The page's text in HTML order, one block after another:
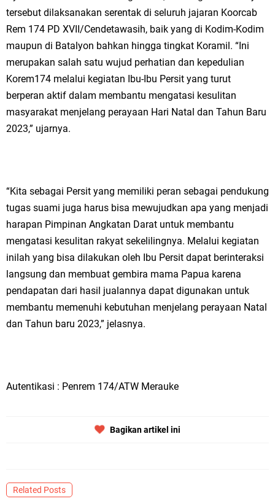
tersebut dilaksanakan serentak di seluruh jajaran Koorcab
Rem 174 PD XVII/Cendetawasih, baik yang di Kodim-Kodim
maupun di Batalyon bahkan hingga tingkat Koramil. “Ini
merupakan salah satu wujud perhatian dan kepedulian
Korem174 melalui kegiatan Ibu-Ibu Persit yang turut
berperan aktif dalam membantu mengatasi kesulitan
masyarakat menjelang perayaan Hari Natal dan Tahun Baru
2023,” ujarnya.
“Kita sebagai Persit yang memiliki peran sebagai pendukung
tugas suami juga harus bisa mewujudkan apa yang menjadi
harapan Pimpinan Angkatan Darat untuk membantu
mengatasi kesulitan rakyat sekelilingnya. Melalui kegiatan
inilah yang bisa dilakukan oleh Ibu Persit dapat berinteraksi
langsung dan membuat gembira mama Papua karena
pendapatan dari hasil jualannya dapat digunakan untuk
membantu memenuhi kebutuhan menjelang perayaan Natal
dan Tahun baru 2023,” jelasnya.
Autentikasi : Penrem 174/ATW Merauke
Bagikan artikel ini
Related Posts